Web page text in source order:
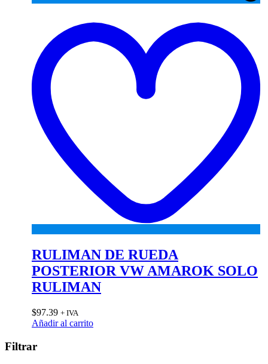
RULIMAN DE RUEDA
POSTERIOR VW AMAROK SOLO
RULIMAN
$97.39 + IVA
Añadir al carrito
Filtrar